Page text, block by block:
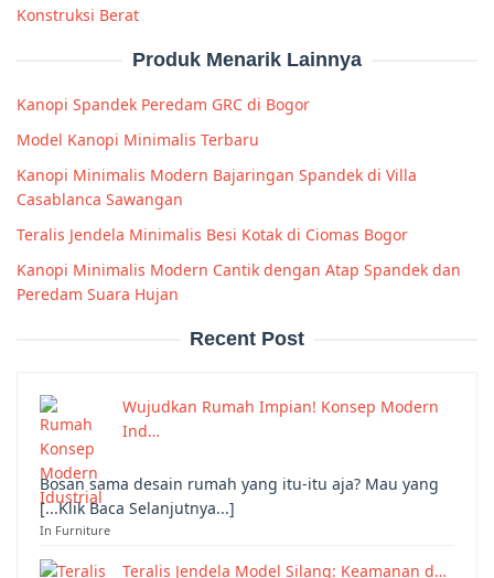
Konstruksi Berat
Produk Menarik Lainnya
Kanopi Spandek Peredam GRC di Bogor
Model Kanopi Minimalis Terbaru
Kanopi Minimalis Modern Bajaringan Spandek di Villa
Casablanca Sawangan
Teralis Jendela Minimalis Besi Kotak di Ciomas Bogor
Kanopi Minimalis Modern Cantik dengan Atap Spandek dan
Peredam Suara Hujan
Recent Post
Wujudkan Rumah Impian! Konsep Modern
Ind…
Bosan sama desain rumah yang itu-itu aja? Mau yang
[...Klik Baca Selanjutnya...]
In Furniture
Teralis Jendela Model Silang: Keamanan d…